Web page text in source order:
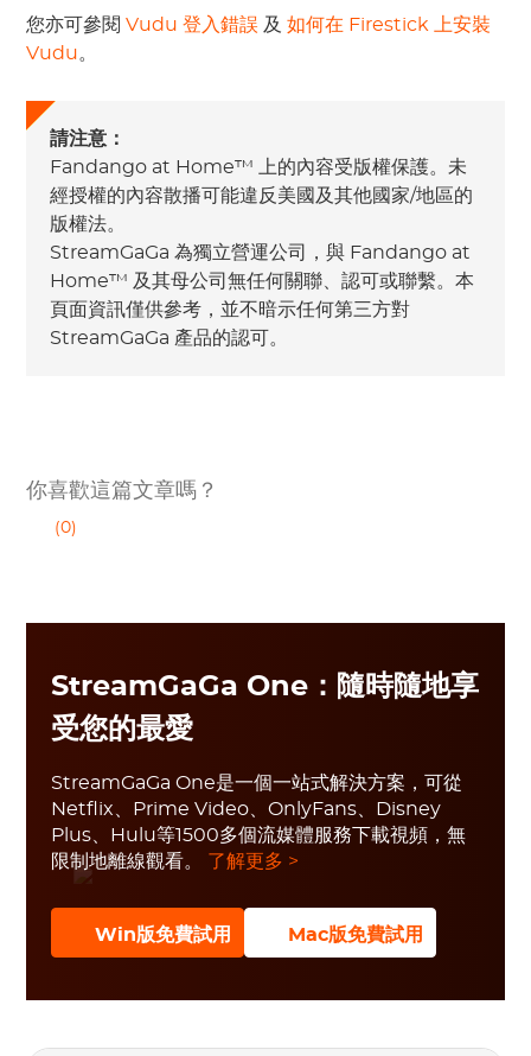
您亦可參閱Vudu 登入錯誤 及如何在 Firestick 上安裝
Vudu。
請注意：
Fandango at Home™ 上的內容受版權保護。未
經授權的內容散播可能違反美國及其他國家/地區的
版權法。
StreamGaGa 為獨立營運公司，與 Fandango at
Home™ 及其母公司無任何關聯、認可或聯繫。本
頁面資訊僅供參考，並不暗示任何第三方對
StreamGaGa 產品的認可。
你喜歡這篇文章嗎？
(0)
StreamGaGa One：隨時隨地享
受您的最愛
StreamGaGa One是一個一站式解決方案，可從
Netflix、Prime Video、OnlyFans、Disney
Plus、Hulu等1500多個流媒體服務下載視頻，無
限制地離線觀看。 了解更多 >
Win版免費試用 Mac版免費試用